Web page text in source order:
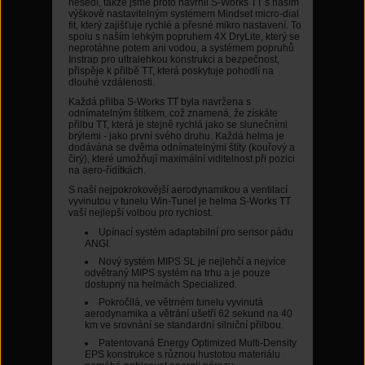
nesedí, takže jsme proto navrhli S-Works TT s naším
výškově nastavitelným systémem Mindset micro-dial
fit, který zajišťuje rychlé a přesné mikro nastavení. To
spolu s naším lehkým popruhem 4X DryLite, který se
neprotáhne potem ani vodou, a systémem popruhů
Instrap pro ultralehkou konstrukci a bezpečnost,
přispěje k přilbě TT, která poskytuje pohodlí na
dlouhé vzdálenosti.
Každá přilba S-Works TT byla navržena s
odnímatelným štítkem, což znamená, že získáte
přilbu TT, která je stejně rychlá jako se slunečními
brýlemi - jako první svého druhu. Každá helma je
dodávána se dvěma odnímatelnými štíty (kouřový a
čirý), které umožňují maximální viditelnost při pozici
na aero-řídítkách.
S naší nejpokrokovější aerodynamikou a ventilací
vyvinutou v tunelu Win-Tunel je helma S-Works TT
vaší nejlepší volbou pro rychlost.
Upínací systém adaptabilní pro sensor pádu
ANGI.
Nový systém MIPS SL je nejlehčí a nejvíce
odvětraný MIPS systém na trhu a je pouze
dostupný na helmách Specialized.
Pokročilá, ve větrném tunelu vyvinutá
aerodynamika a větrání ušetří 62 sekund na 40
km ve srovnání se standardní silniční přilbou.
Patentovaná Energy Optimized Multi-Density
EPS konstrukce s různou hustotou materiálu